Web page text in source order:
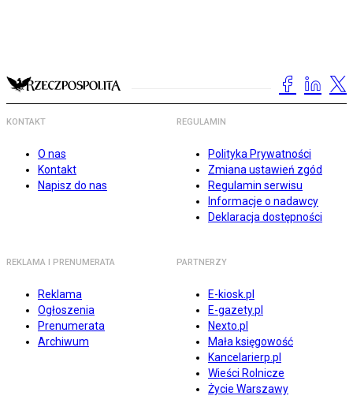
KONTAKT
O nas
Kontakt
Napisz do nas
REGULAMIN
Polityka Prywatności
Zmiana ustawień zgód
Regulamin serwisu
Informacje o nadawcy
Deklaracja dostępności
REKLAMA I PRENUMERATA
Reklama
Ogłoszenia
Prenumerata
Archiwum
PARTNERZY
E-kiosk.pl
E-gazety.pl
Nexto.pl
Mała księgowość
Kancelarierp.pl
Wieści Rolnicze
Życie Warszawy